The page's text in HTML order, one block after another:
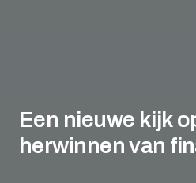
Een nieuwe kijk
herwinnen van